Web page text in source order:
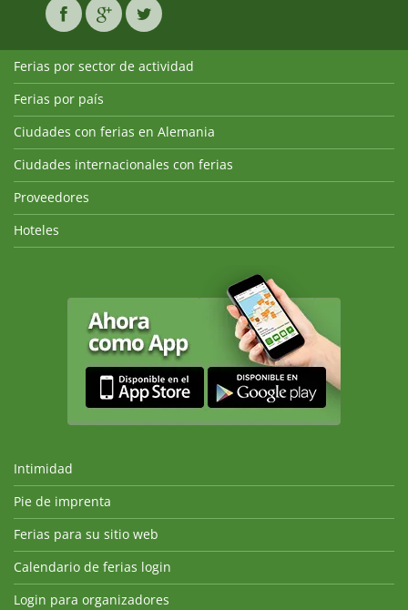
Ferias por sector de actividad
Ferias por país
Ciudades con ferias en Alemania
Ciudades internacionales con ferias
Proveedores
Hoteles
Intimidad
Pie de imprenta
Ferias para su sitio web
Calendario de ferias login
Login para organizadores